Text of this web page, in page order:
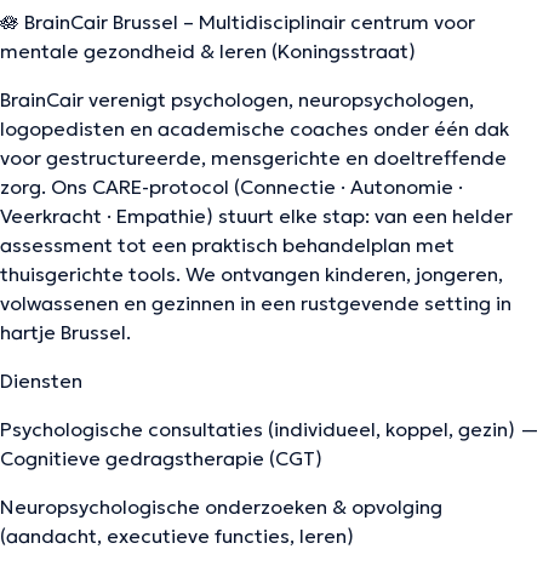
🪷 BrainCair Brussel – Multidisciplinair centrum voor
mentale gezondheid & leren (Koningsstraat)
BrainCair verenigt psychologen, neuropsychologen,
logopedisten en academische coaches onder één dak
voor gestructureerde, mensgerichte en doeltreffende
zorg. Ons CARE-protocol (Connectie · Autonomie ·
Veerkracht · Empathie) stuurt elke stap: van een helder
assessment tot een praktisch behandelplan met
thuisgerichte tools. We ontvangen kinderen, jongeren,
volwassenen en gezinnen in een rustgevende setting in
hartje Brussel.
Diensten
Psychologische consultaties (individueel, koppel, gezin) —
Cognitieve gedragstherapie (CGT)
Neuropsychologische onderzoeken & opvolging
(aandacht, executieve functies, leren)